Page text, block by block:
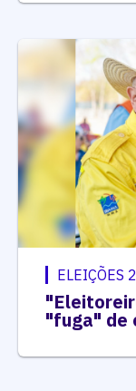
ELEIÇÕES
"fuga" de